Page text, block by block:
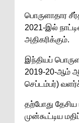
பொருளாதார
2021-இல்
அதிகரிக்கும்.
இந்தியப்
2019-20-ஆம்
செப்டம்பர்)
தற்போது
முன்கூட்டிய